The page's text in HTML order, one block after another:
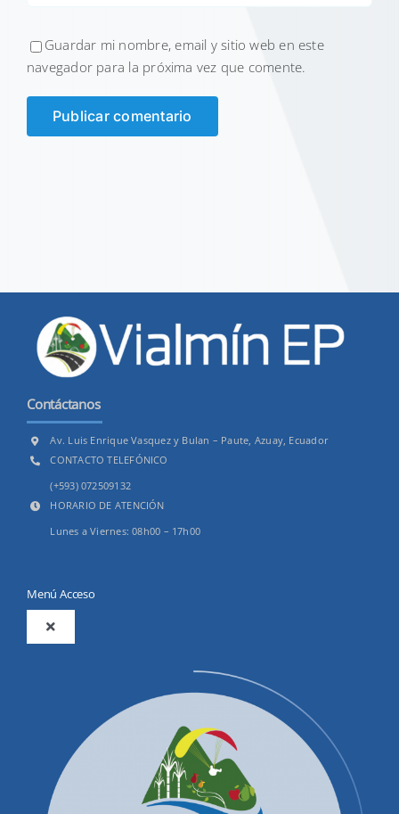
Guardar mi nombre, email y sitio web en este
navegador para la próxima vez que comente.
Contáctanos
Av. Luis Enrique Vasquez y Bulan – Paute, Azuay, Ecuador
CONTACTO TELEFÓNICO
(+593) 072509132
HORARIO DE ATENCIÓN
Lunes a Viernes: 08h00 – 17h00
Menú Acceso
Toggle
Productos y Servicios
Convocatorias Precalificación